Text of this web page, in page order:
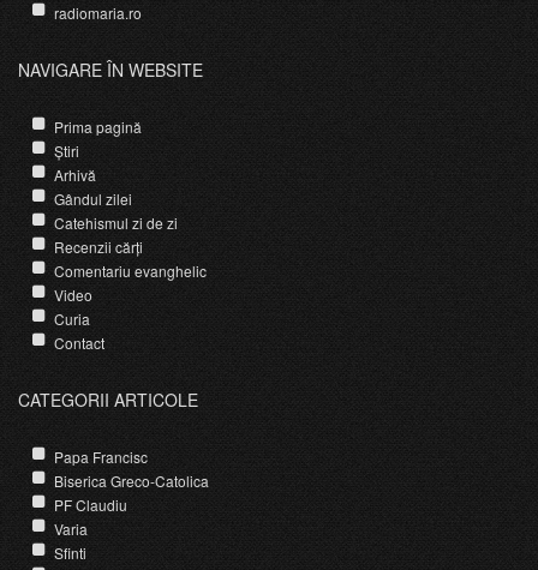
radiomaria.ro
NAVIGARE ÎN WEBSITE
Prima pagină
Știri
Arhivă
Gândul zilei
Catehismul zi de zi
Recenzii cărți
Comentariu evanghelic
Video
Curia
Contact
CATEGORII ARTICOLE
Papa Francisc
Biserica Greco-Catolica
PF Claudiu
Varia
Sfinti